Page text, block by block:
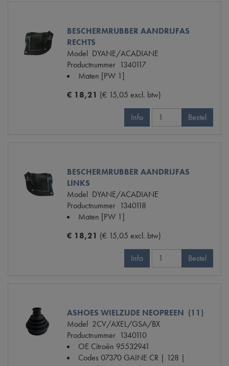
BESCHERMRUBBER AANDRIJFAS
RECHTS
Model DYANE/ACADIANE
Productnummer 1340117
Maten [PW 1]
€ 18,21 (€ 15,05 excl. btw)
Info Bestel
BESCHERMRUBBER AANDRIJFAS
LINKS
Model DYANE/ACADIANE
Productnummer 1340118
Maten [PW 1]
€ 18,21 (€ 15,05 excl. btw)
Info Bestel
ASHOES WIELZIJDE NEOPREEN (11)
Model 2CV/AXEL/GSA/BX
Productnummer 1340110
OE Citroën 95532941
Codes 07370 GAINE CR | 128 |